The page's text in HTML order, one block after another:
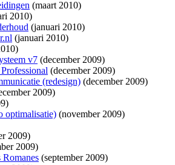
(maart 2010)
2010)
(januari 2010)
(januari 2010)
v7 (december 2009)
(december 2009)
(redesign) (december 2009)
2009)
optimalisatie) (november 2009)
2009)
2009)
(september 2009)